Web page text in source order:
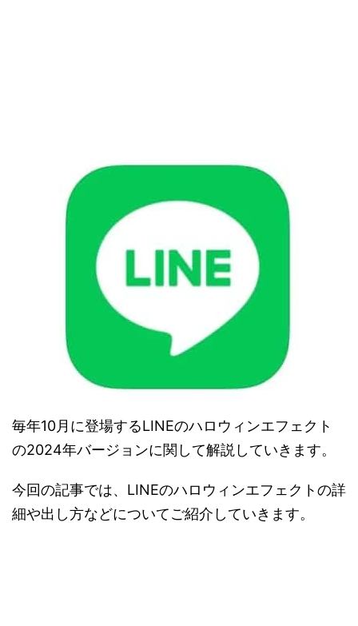
毎年10月に登場するLINEのハロウィンエフェクト
の2024年バージョンに関して解説していきます。
今回の記事では、LINEのハロウィンエフェクトの詳
細や出し方などについてご紹介していきます。